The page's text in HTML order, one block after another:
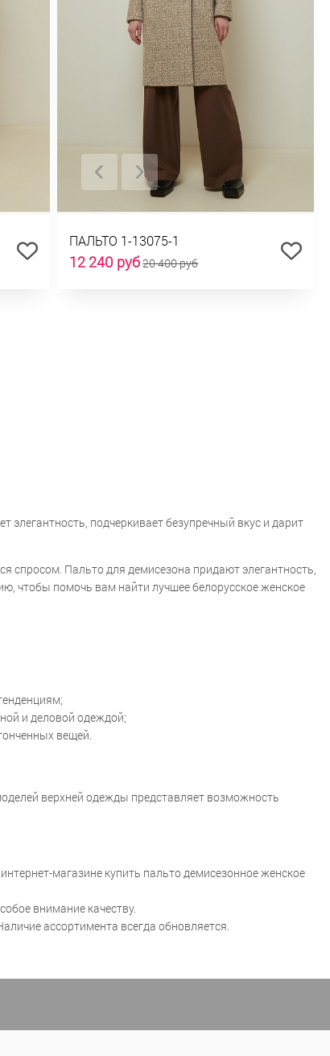
ПАЛЬТО 1-13075-1
12 240 руб20 400 руб
подчеркивает безупречный вкус и дарит
спросом. Пальто для демисезона придают элегантность,
чтобы помочь вам найти лучшее белорусское женское
и деловой одеждой;
вещей.
верхней одежды представляет возможность
магазине купить пальто демисезонное женское
внимание качеству.
ассортимента всегда обновляется.